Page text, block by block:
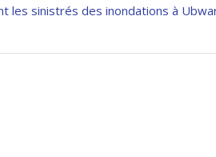
les sinistrés des inondations à